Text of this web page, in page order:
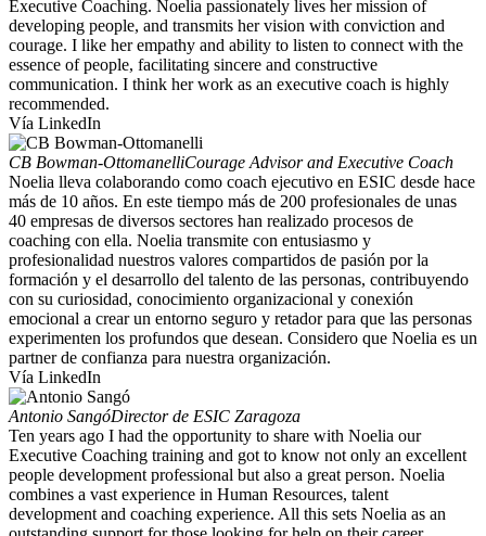
Executive Coaching. Noelia passionately lives her mission of
developing people, and transmits her vision with conviction and
courage. I like her empathy and ability to listen to connect with the
essence of people, facilitating sincere and constructive
communication. I think her work as an executive coach is highly
recommended.
Vía LinkedIn
CB Bowman-OttomanelliCourage Advisor and Executive Coach
Noelia lleva colaborando como coach ejecutivo en ESIC desde hace
más de 10 años. En este tiempo más de 200 profesionales de unas
40 empresas de diversos sectores han realizado procesos de
coaching con ella. Noelia transmite con entusiasmo y
profesionalidad nuestros valores compartidos de pasión por la
formación y el desarrollo del talento de las personas, contribuyendo
con su curiosidad, conocimiento organizacional y conexión
emocional a crear un entorno seguro y retador para que las personas
experimenten los profundos que desean. Considero que Noelia es un
partner de confianza para nuestra organización.
Vía LinkedIn
Antonio SangóDirector de ESIC Zaragoza
Ten years ago I had the opportunity to share with Noelia our
Executive Coaching training and got to know not only an excellent
people development professional but also a great person. Noelia
combines a vast experience in Human Resources, talent
development and coaching experience. All this sets Noelia as an